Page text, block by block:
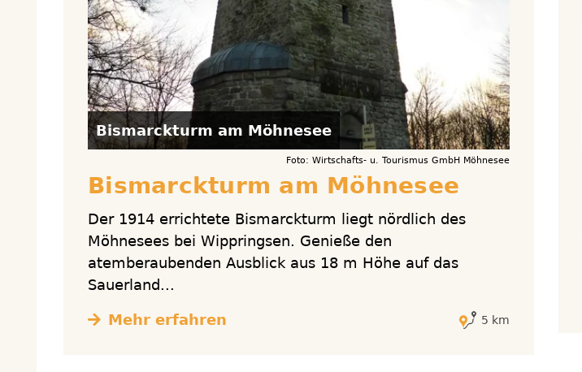
Bismarckturm am Möhnesee
Foto: Wirtschafts- u. Tourismus GmbH Möhnesee
Bismarckturm am Möhnesee
Der 1914 errichtete Bismarckturm liegt nördlich des
Möhnesees bei Wippringsen. Genieße den
atemberaubenden Ausblick aus 18 m Höhe auf das
Sauerland...
Mehr erfahren 5 km